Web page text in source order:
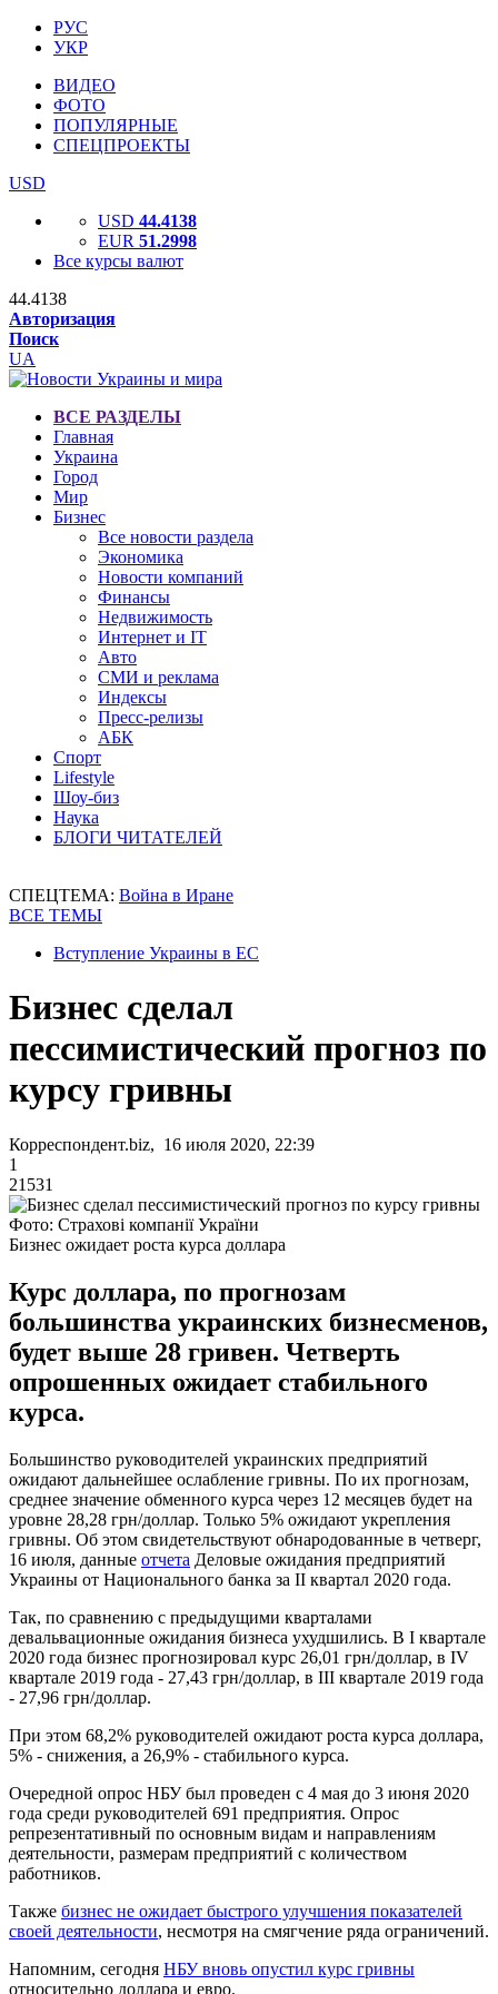
РУС
УКР
ВИДЕО
ФОТО
ПОПУЛЯРНЫЕ
СПЕЦПРОЕКТЫ
USD
USD 44.4138
EUR 51.2998
Все курсы валют
44.4138
Авторизация
Поиск
UA
ВСЕ РАЗДЕЛЫ
Главная
Украина
Город
Мир
Бизнес
Все новости раздела
Экономика
Новости компаний
Финансы
Недвижимость
Интернет и IT
Авто
СМИ и реклама
Индексы
Пресс-релизы
АБК
Спорт
Lifestyle
Шоу-биз
Наука
БЛОГИ ЧИТАТЕЛЕЙ
СПЕЦТЕМА: Война в Иране
ВСЕ ТЕМЫ
Вступление Украины в ЕС
Бизнес сделал
пессимистический прогноз по
курсу гривны
Корреспондент.biz, 16 июля 2020, 22:39
1
21531
Фото: Страхові компанії України
Бизнес ожидает роста курса доллара
Курс доллара, по прогнозам
большинства украинских бизнесменов,
будет выше 28 гривен. Четверть
опрошенных ожидает стабильного
курса.
Большинство руководителей украинских предприятий
ожидают дальнейшее ослабление гривны. По их прогнозам,
среднее значение обменного курса через 12 месяцев будет на
уровне 28,28 грн/доллар. Только 5% ожидают укрепления
гривны. Об этом свидетельствуют обнародованные в четверг,
16 июля, данные отчета Деловые ожидания предприятий
Украины от Национального банка за II квартал 2020 года.
Так, по сравнению с предыдущими кварталами
девальвационные ожидания бизнеса ухудшились. В I квартале
2020 года бизнес прогнозировал курс 26,01 грн/доллар, в IV
квартале 2019 года - 27,43 грн/доллар, в III квартале 2019 года
- 27,96 грн/доллар.
При этом 68,2% руководителей ожидают роста курса доллара,
5% - снижения, а 26,9% - стабильного курса.
Очередной опрос НБУ был проведен с 4 мая до 3 июня 2020
года среди руководителей 691 предприятия. Опрос
репрезентативный по основным видам и направлениям
деятельности, размерам предприятий с количеством
работников.
Также бизнес не ожидает быстрого улучшения показателей
своей деятельности, несмотря на смягчение ряда ограничений.
Напомним, сегодня НБУ вновь опустил курс гривны
относительно доллара и евро.